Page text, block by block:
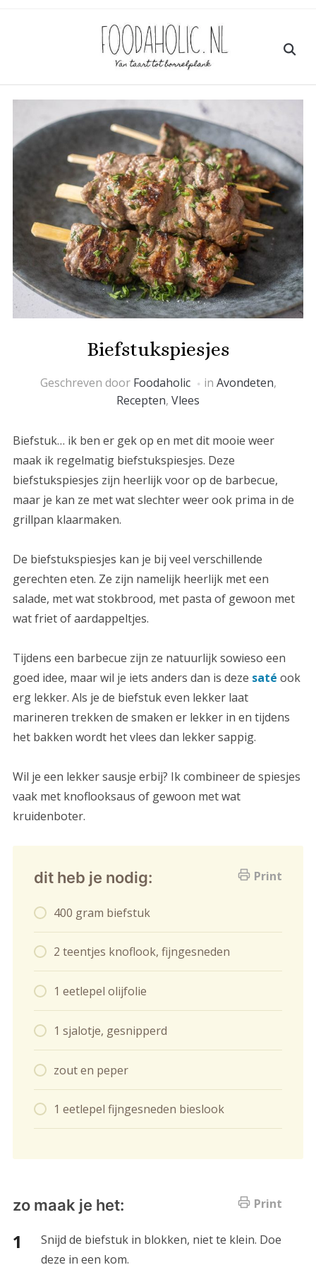
Biefstukspiesjes
Geschreven door Foodaholic in Avondeten,
Recepten, Vlees
Biefstuk… ik ben er gek op en met dit mooie weer
maak ik regelmatig biefstukspiesjes. Deze
biefstukspiesjes zijn heerlijk voor op de barbecue,
maar je kan ze met wat slechter weer ook prima in de
grillpan klaarmaken.
De biefstukspiesjes kan je bij veel verschillende
gerechten eten. Ze zijn namelijk heerlijk met een
salade, met wat stokbrood, met pasta of gewoon met
wat friet of aardappeltjes.
Tijdens een barbecue zijn ze natuurlijk sowieso een
goed idee, maar wil je iets anders dan is deze saté ook
erg lekker. Als je de biefstuk even lekker laat
marineren trekken de smaken er lekker in en tijdens
het bakken wordt het vlees dan lekker sappig.
Wil je een lekker sausje erbij? Ik combineer de spiesjes
vaak met knoflooksaus of gewoon met wat
kruidenboter.
Print
dit heb je nodig:
400 gram biefstuk
2 teentjes knoflook, fijngesneden
1 eetlepel olijfolie
1 sjalotje, gesnipperd
zout en peper
1 eetlepel fijngesneden bieslook
Print
zo maak je het:
Snijd de biefstuk in blokken, niet te klein. Doe
deze in een kom.